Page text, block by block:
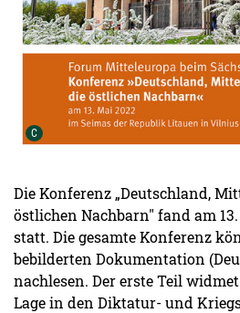
C
Die Konferenz „Deutschland,
östlichen Nachbarn" fand am
statt. Die gesamte Konferenz
bebilderten Dokumentation
nachlesen. Der erste Teil
Lage in den Diktatur- und